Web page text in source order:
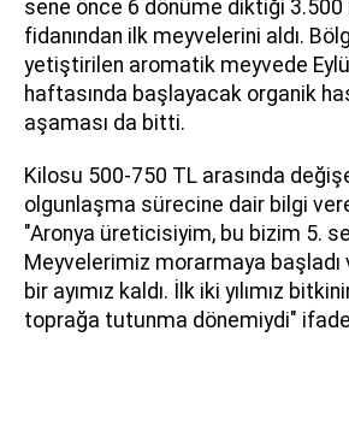
sene önce 6 dönüme diktiği 3.500
fidanından ilk meyvelerini aldı.
yetiştirilen aromatik meyvede Eylül
haftasında başlayacak organik
aşaması da bitti.
Kilosu 500-750 TL arasında
olgunlaşma sürecine dair bilgi
"Aronya üreticisiyim, bu bizim 5.
Meyvelerimiz morarmaya başladı
bir ayımız kaldı. İlk iki yılımız
toprağa tutunma dönemiydi"